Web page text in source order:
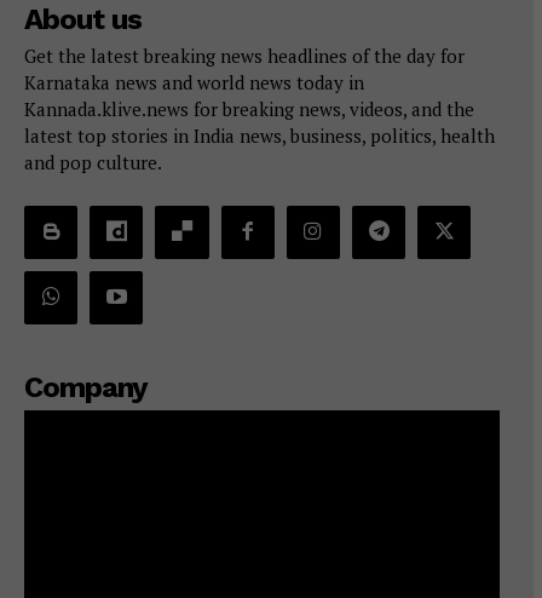
About us
Get the latest breaking news headlines of the day for
Karnataka news and world news today in
Kannada.klive.news for breaking news, videos, and the
latest top stories in India news, business, politics, health
and pop culture.
Company